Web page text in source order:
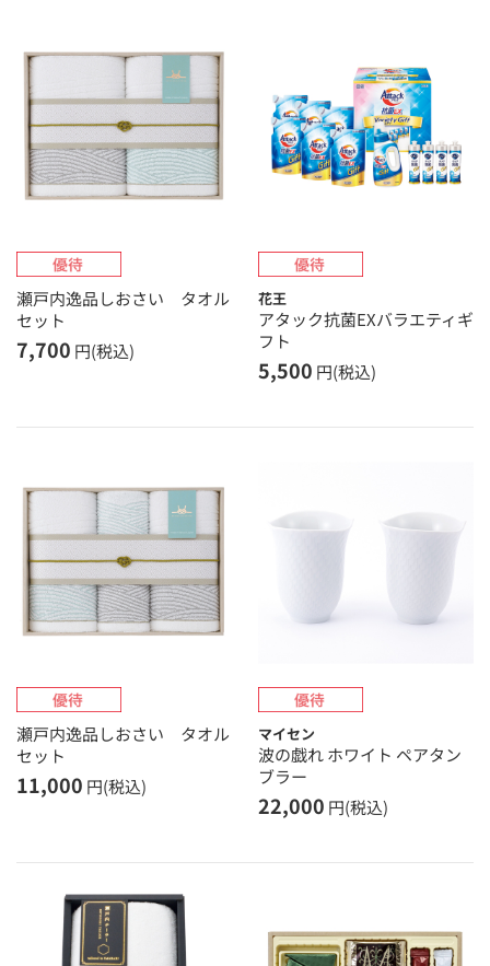
瀬戸内逸品しおさい タオル
セット
7,700 円(税込)
花王
アタック抗菌EXバラエティギ
フト
5,500 円(税込)
瀬戸内逸品しおさい タオル
セット
11,000 円(税込)
マイセン
波の戯れ ホワイト ペアタン
ブラー
22,000 円(税込)